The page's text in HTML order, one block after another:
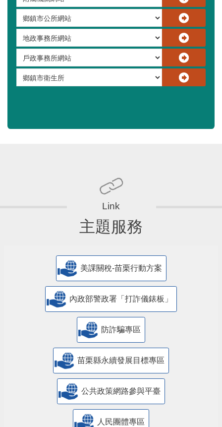
主題服務
美課關稅-苗栗行動方案
內政部警政署「打詐儀錶板」
防詐騙專區
苗栗縣永續發展目標專區
公共政策網路參與平臺
人民團體專區